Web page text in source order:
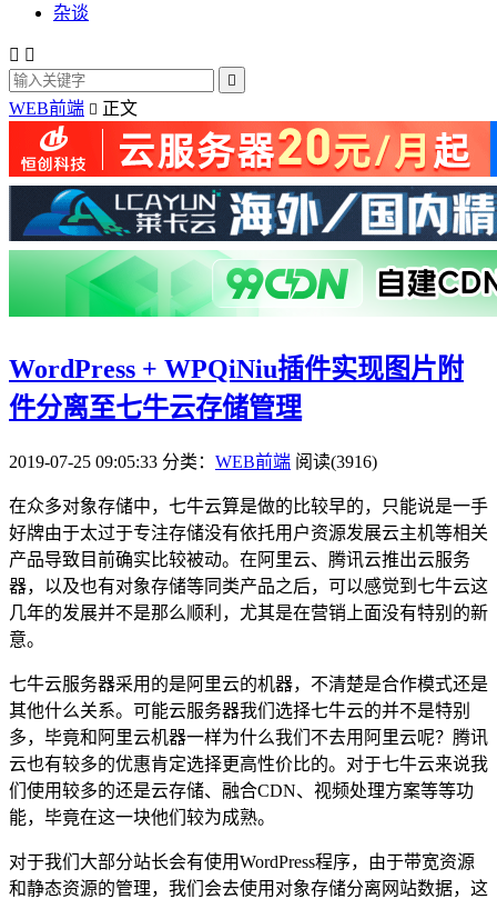
杂谈
 

WEB前端  正文
WordPress + WPQiNiu插件实现图片附
件分离至七牛云存储管理
2019-07-25 09:05:33 分类： WEB前端 阅读(3916)
在众多对象存储中，七牛云算是做的比较早的，只能说是一手
好牌由于太过于专注存储没有依托用户资源发展云主机等相关
产品导致目前确实比较被动。在阿里云、腾讯云推出云服务
器，以及也有对象存储等同类产品之后，可以感觉到七牛云这
几年的发展并不是那么顺利，尤其是在营销上面没有特别的新
意。
七牛云服务器采用的是阿里云的机器，不清楚是合作模式还是
其他什么关系。可能云服务器我们选择七牛云的并不是特别
多，毕竟和阿里云机器一样为什么我们不去用阿里云呢？腾讯
云也有较多的优惠肯定选择更高性价比的。对于七牛云来说我
们使用较多的还是云存储、融合CDN、视频处理方案等等功
能，毕竟在这一块他们较为成熟。
对于我们大部分站长会有使用WordPress程序，由于带宽资源
和静态资源的管理，我们会去使用对象存储分离网站数据，这